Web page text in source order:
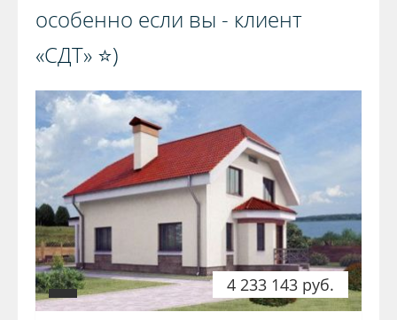
особенно если вы - клиент
«СДТ» ⭐️)️
4 233 143 руб.